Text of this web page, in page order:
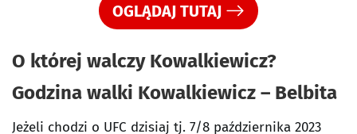
OGLĄDAJ TUTAJ
O której walczy Kowalkiewicz?
Godzina walki Kowalkiewicz – Belbita
Jeżeli chodzi o UFC dzisiaj tj. 7/8 października 2023